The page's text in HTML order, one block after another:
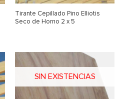
Tirante Cepillado Pino Elliotis
Seco de Horno 2 x 5
SIN EXISTENCIAS